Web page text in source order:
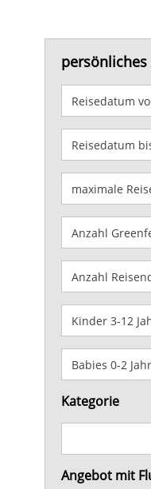
Kategorie
Angebot mit